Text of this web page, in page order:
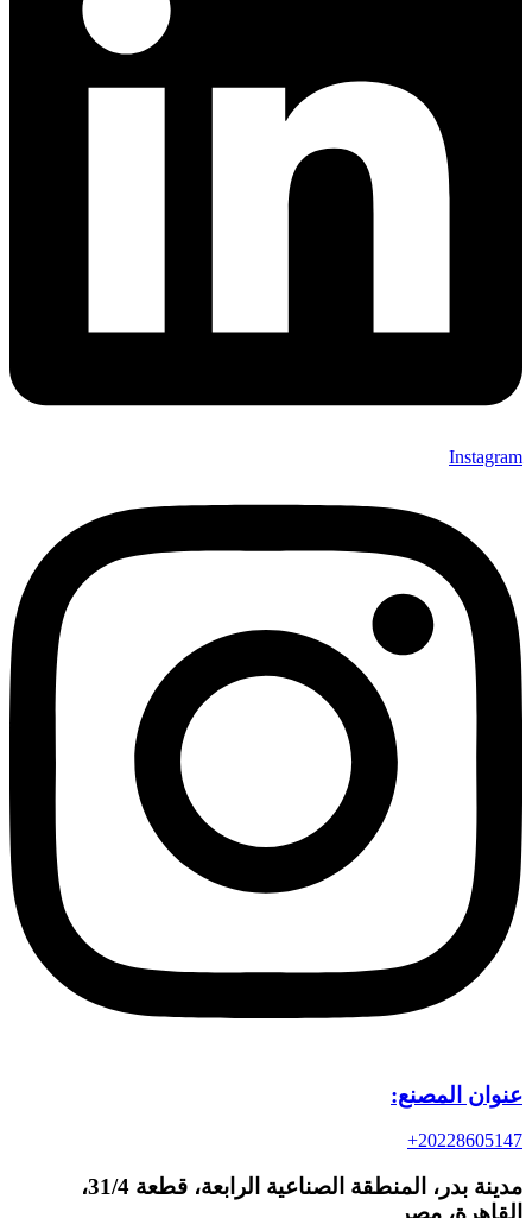
Instagram
عنوان المصنع:
20228605147+
مدينة بدر، المنطقة الصناعية الرابعة، قطعة 31/4،
القاهرة، مصر